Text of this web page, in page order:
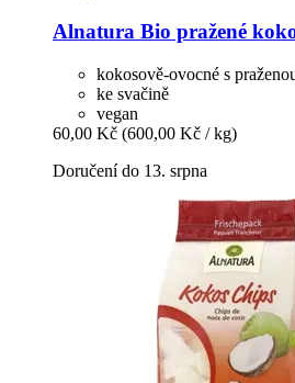
Alnatura Bio pražené
kokosově-ovocné s
ke svačině
vegan
60,00 Kč (600,00 Kč / kg)
Doručení do 13. srpna